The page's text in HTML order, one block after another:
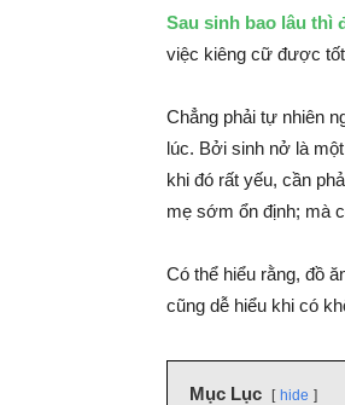
Sau sinh bao lâu thì
việc kiêng cữ được
Chẳng phải tự nhiên
lúc. Bởi sinh nở là
khi đó rất yếu, cần
mẹ sớm ổn định; mà
Có thể hiểu rằng, đồ
cũng dễ hiểu khi có
Mục Lục hide